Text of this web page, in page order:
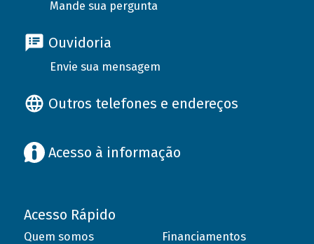
Mande sua pergunta
Ouvidoria
Envie sua mensagem
Outros telefones e endereços
Acesso à informação
Acesso Rápido
Quem somos
Financiamentos